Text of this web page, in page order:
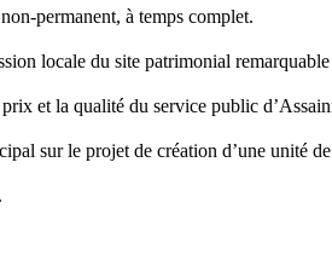
permanent, à temps complet.
locale du site patrimonial
et la qualité du service public
sur le projet de création d’une unité